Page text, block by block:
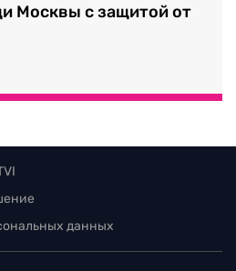
Москвы с защитой от
данных